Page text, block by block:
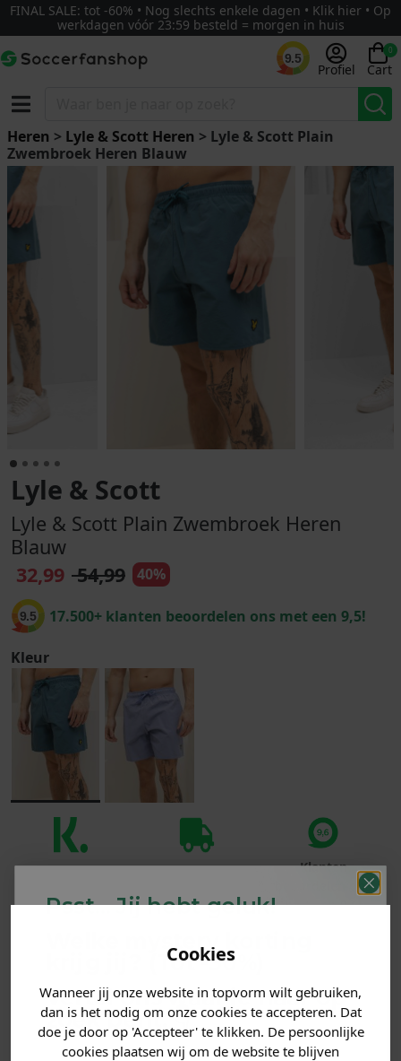
Cookies
Wanneer jij onze website in topvorm wilt gebruiken,
dan is het nodig om onze cookies te accepteren. Dat
doe je door op 'Accepteer' te klikken. De persoonlijke
cookies plaatsen wij om de website te blijven
FINAL SALE: tot -60% • Nog slechts enkele dagen • Klik hier • Op
werkdagen vóór 23:59 besteld = morgen in huis
9.5
Profiel
0
Cart
Heren > Lyle & Scott Heren > Lyle & Scott Plain
Zwembroek Heren Blauw
Lyle & Scott
Lyle & Scott Plain Zwembroek Heren
Blauw
32,99 54,99 40%
9.5 17.500+ klanten beoordelen ons met een 9,5!
Kleur
Klanten
beoordelen ons
met een 9,6!
PRODUCTINFORMATIE
MATERIAAL & WASVOORSCHRIFT
ANDERE BESTELDEN OOK
Psst... Jij hebt geluk!
Welke mystery
krijg jij? (Tot-30%
Vertel ons waar je naar op
zoek bent. 👇